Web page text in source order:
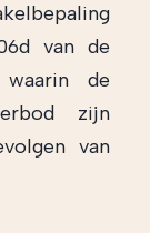
van de
waarin de
zijn
van